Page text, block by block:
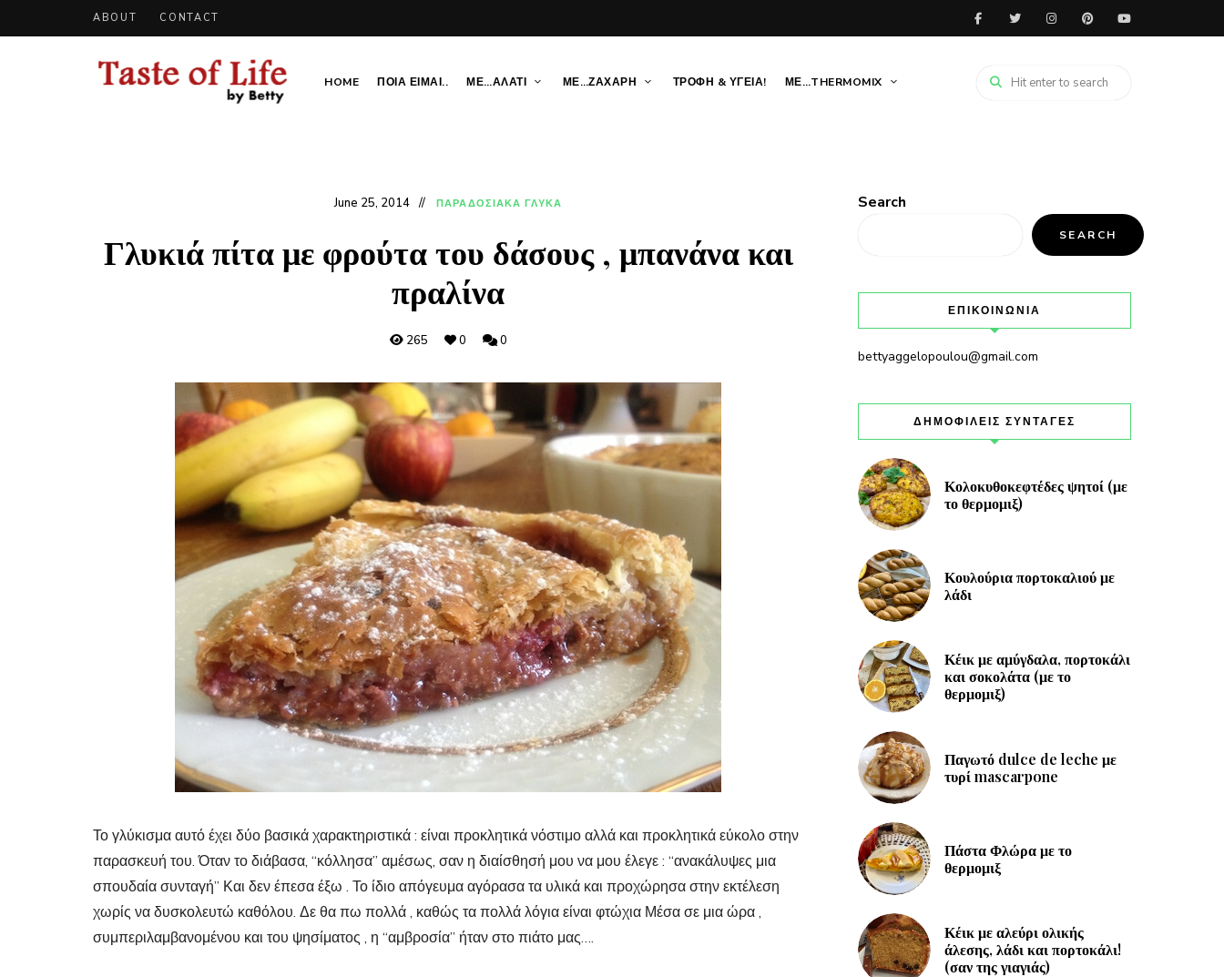
ABOUT CONTACT
HOME ΠΟΙΑ ΕΙΜΑΙ.. ΜΕ…ΑΛΑΤΙ ΜΕ…ΖΑΧΑΡΗ ΤΡΟΦΗ & ΥΓΕΙΑ! ΜΕ…THERMOMIX
June 25, 2014 ΠΑΡΑΔΟΣΙΑΚΑ ΓΛΥΚΑ
Γλυκιά πίτα με φρούτα του δάσους , μπανάνα και
πραλίνα
265 0 0
Το γλύκισμα αυτό έχει δύο βασικά χαρακτηριστικά : είναι προκλητικά νόστιμο αλλά και προκλητικά εύκολο στην
παρασκευή του. Όταν το διάβασα, “κόλλησα” αμέσως, σαν η διαίσθησή μου να μου έλεγε : “ανακάλυψες μια
σπουδαία συνταγή” Και δεν έπεσα έξω . Το ίδιο απόγευμα αγόρασα τα υλικά και προχώρησα στην εκτέλεση
χωρίς να δυσκολευτώ καθόλου. Δε θα πω πολλά , καθώς τα πολλά λόγια είναι φτώχια Μέσα σε μια ώρα ,
συμπεριλαμβανομένου και του ψησίματος , η “αμβροσία” ήταν στο πιάτο μας….
Search
SEARCH
ΕΠΙΚΟΙΝΩΝΙΑ
bettyaggelopoulou@gmail.com
ΔΗΜΟΦΙΛΕΙΣ ΣΥΝΤΑΓΕΣ
Κολοκυθοκεφτέδες ψητοί (με
το θερμομιξ)
Κουλούρια πορτοκαλιού με
λάδι
Κέικ με αμύγδαλα, πορτοκάλι
και σοκολάτα (με το
θερμομιξ)
Παγωτό dulce de leche με
τυρί mascarpone
Πάστα Φλώρα με το
θερμομιξ
Κέικ με αλεύρι ολικής
άλεσης, λάδι και πορτοκάλι!
(σαν της γιαγιάς)